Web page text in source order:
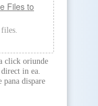
Files to
click oriunde
in ea.
pana dispare